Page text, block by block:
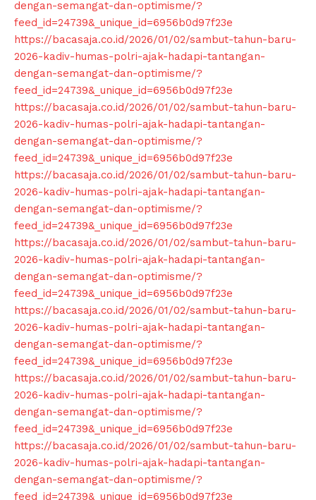
dengan-semangat-dan-optimisme/?
feed_id=24739&_unique_id=6956b0d97f23e
https://bacasaja.co.id/2026/01/02/sambut-tahun-baru-
2026-kadiv-humas-polri-ajak-hadapi-tantangan-
dengan-semangat-dan-optimisme/?
feed_id=24739&_unique_id=6956b0d97f23e
https://bacasaja.co.id/2026/01/02/sambut-tahun-baru-
2026-kadiv-humas-polri-ajak-hadapi-tantangan-
dengan-semangat-dan-optimisme/?
feed_id=24739&_unique_id=6956b0d97f23e
https://bacasaja.co.id/2026/01/02/sambut-tahun-baru-
2026-kadiv-humas-polri-ajak-hadapi-tantangan-
dengan-semangat-dan-optimisme/?
feed_id=24739&_unique_id=6956b0d97f23e
https://bacasaja.co.id/2026/01/02/sambut-tahun-baru-
2026-kadiv-humas-polri-ajak-hadapi-tantangan-
dengan-semangat-dan-optimisme/?
feed_id=24739&_unique_id=6956b0d97f23e
https://bacasaja.co.id/2026/01/02/sambut-tahun-baru-
2026-kadiv-humas-polri-ajak-hadapi-tantangan-
dengan-semangat-dan-optimisme/?
feed_id=24739&_unique_id=6956b0d97f23e
https://bacasaja.co.id/2026/01/02/sambut-tahun-baru-
2026-kadiv-humas-polri-ajak-hadapi-tantangan-
dengan-semangat-dan-optimisme/?
feed_id=24739&_unique_id=6956b0d97f23e
https://bacasaja.co.id/2026/01/02/sambut-tahun-baru-
2026-kadiv-humas-polri-ajak-hadapi-tantangan-
dengan-semangat-dan-optimisme/?
feed_id=24739&_unique_id=6956b0d97f23e